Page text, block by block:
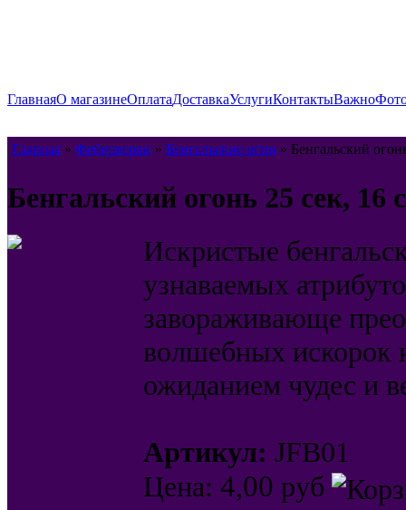
ГлавнаяО магазинеОплатаДоставкаУслугиКонтактыВажно
Главная » Фейерверки » Бенгальские огни » Бенгальский
Бенгальский огонь 25 сек, 16
Искристые
узнаваемых
завораживающе
волшебных искорок
ожиданием чудес и
Артикул: JFB01
Цена: 4,00 руб